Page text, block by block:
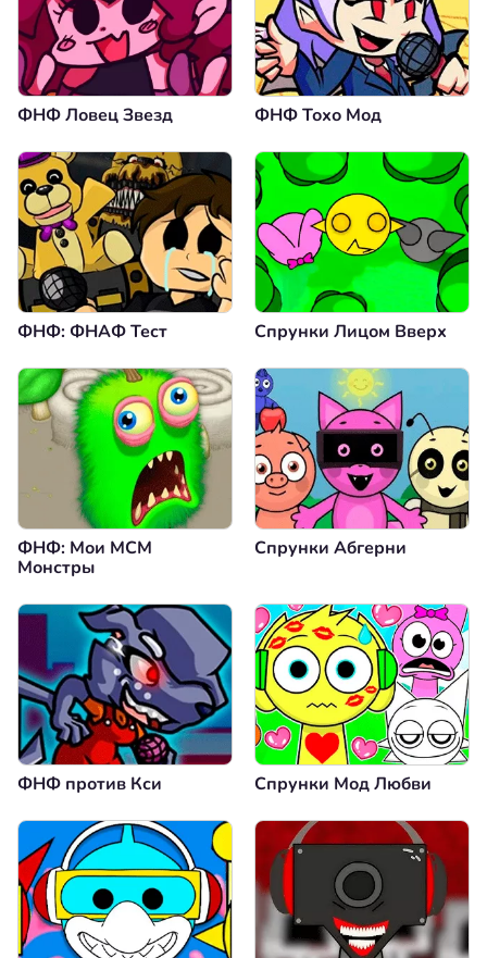
ФНФ Ловец Звезд ФНФ Тохо Мод
ФНФ: ФНАФ Тест Спрунки Лицом Вверх
ФНФ: Мои МСМ
Монстры
Спрунки Абгерни
ФНФ против Кси Спрунки Мод Любви